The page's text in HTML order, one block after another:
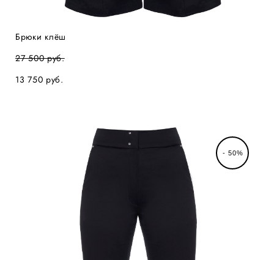
Брюки клёш
27 500 pуб.
13 750 pуб.
- 50%